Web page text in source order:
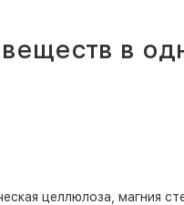
в
целлюлоза, магния